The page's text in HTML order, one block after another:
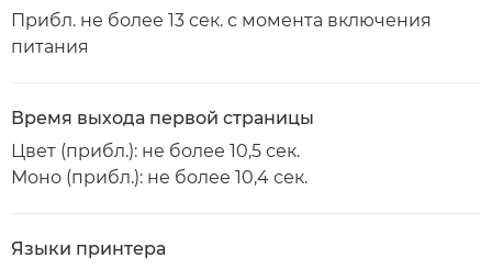
Прибл. не более 13 сек. с момента включения
питания
Время выхода первой страницы
Цвет (прибл.): не более 10,5 сек.
Моно (прибл.): не более 10,4 сек.
Языки принтера